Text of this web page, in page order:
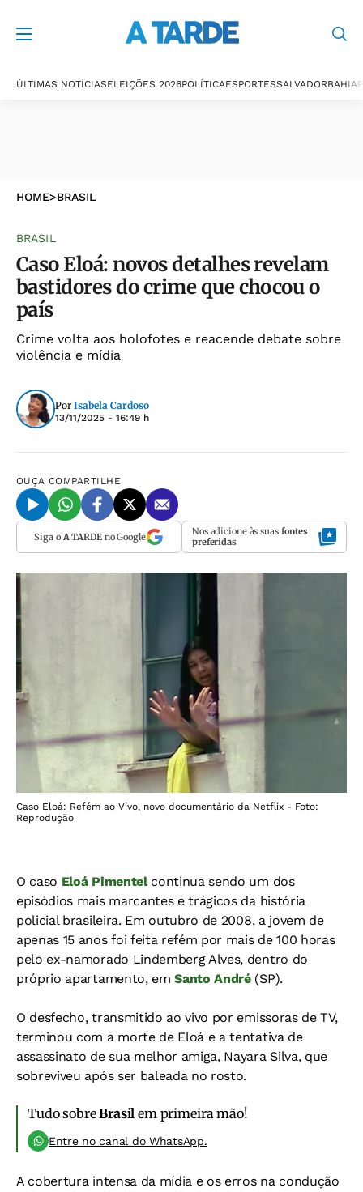
ÚLTIMAS NOTÍCIASELEIÇÕES 2026POLÍTICAESPORTESSALVADORBAHIA
HOME>BRASIL
BRASIL
Caso Eloá: novos detalhes revelam
bastidores do crime que chocou o
país
Crime volta aos holofotes e reacende debate sobre
violência e mídia
Por Isabela Cardoso
13/11/2025 - 16:49 h
OUÇA COMPARTILHE
Siga o A TARDEno Google Nos adicione às suas fontes
preferidas
Caso Eloá: Refém ao Vivo, novo documentário da Netflix - Foto:
Reprodução
O caso Eloá Pimentelcontinua sendo um dos
episódios mais marcantes e trágicos da história
policial brasileira. Em outubro de 2008, a jovem de
apenas 15 anos foi feita refém por mais de 100 horas
pelo ex-namorado Lindemberg Alves, dentro do
próprio apartamento, emSanto André(SP).
O desfecho, transmitido ao vivo por emissoras de TV,
terminou com a morte de Eloá e a tentativa de
assassinato de sua melhor amiga, Nayara Silva, que
sobreviveu após ser baleada no rosto.
Tudo sobreBrasil em primeira mão!
Entre no canal do WhatsApp.
A cobertura intensa da mídia e os erros na condução